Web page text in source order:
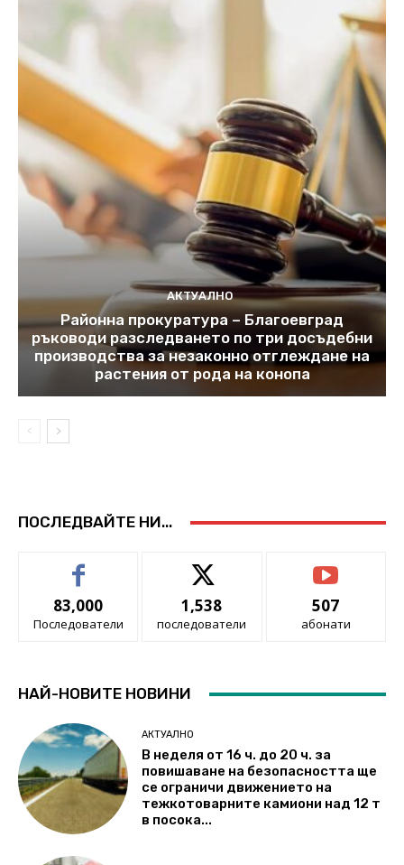
АКТУАЛНО
Районна прокуратура – Благоевград
ръководи разследването по три досъдебни
производства за незаконно отглеждане на
растения от рода на конопа
ПОСЛЕДВАЙТЕ НИ...
83,000
Последователи
1,538
последователи
507
абонати
НАЙ-НОВИТЕ НОВИНИ
АКТУАЛНО
В неделя от 16 ч. до 20 ч. за
повишаване на безопасността ще
се ограничи движението на
тежкотоварните камиони над 12 т
в посока...